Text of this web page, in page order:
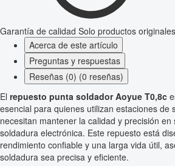
Garantía de calidad Solo productos originales
Acerca de este artículo
Preguntas y respuestas
Reseñas (0) (0 reseñas)
El repuesto punta soldador Aoyue T0,8c
esencial para quienes utilizan estaciones de
necesitan mantener la calidad y precisión en
soldadura electrónica. Este repuesto está
rendimiento confiable y una larga vida útil,
soldadura sea precisa y eficiente.